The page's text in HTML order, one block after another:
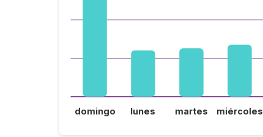
domingo lunes martes miércoles